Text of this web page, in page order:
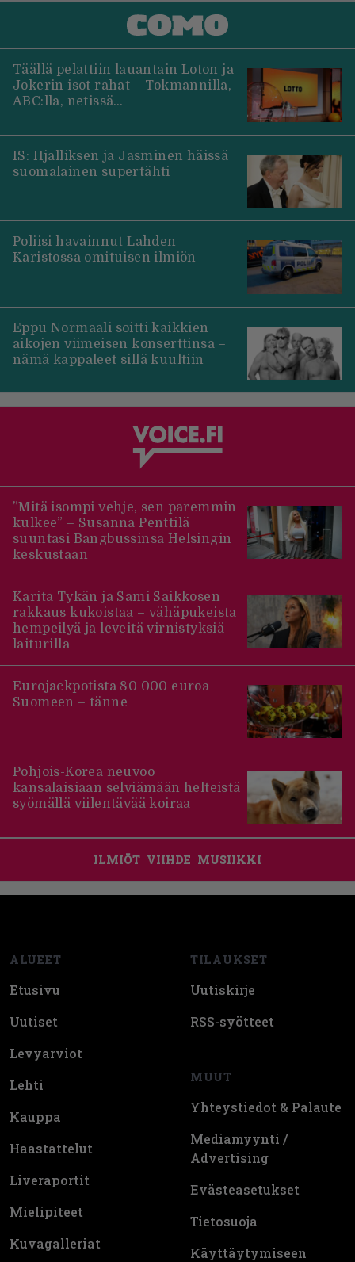
Täällä pelattiin lauantain Loton ja
Jokerin isot rahat – Tokmannilla,
ABC:lla, netissä…
IS: Hjalliksen ja Jasminen häissä
suomalainen supertähti
Poliisi havainnut Lahden
Karistossa omituisen ilmiön
Eppu Normaali soitti kaikkien
aikojen viimeisen konserttinsa –
nämä kappaleet sillä kuultiin
”Mitä isompi vehje, sen paremmin
kulkee” – Susanna Penttilä
suuntasi Bangbussinsa Helsingin
keskustaan
Karita Tykän ja Sami Saikkosen
rakkaus kukoistaa – vähäpukeista
hempeilyä ja leveitä virnistyksiä
laiturilla
Eurojackpotista 80 000 euroa
Suomeen – tänne
Pohjois-Korea neuvoo
kansalaisiaan selviämään helteistä
syömällä viilentävää koiraa
ILMIÖT VIIHDE MUSIIKKI
ALUEET
Etusivu
Uutiset
Levyarviot
Lehti
Kauppa
Haastattelut
Liveraportit
Mielipiteet
Kuvagalleriat
TILAUKSET
Uutiskirje
RSS-syötteet
MUUT
Yhteystiedot & Palaute
Mediamyynti /
Advertising
Evästeasetukset
Tietosuoja
Käyttäytymiseen